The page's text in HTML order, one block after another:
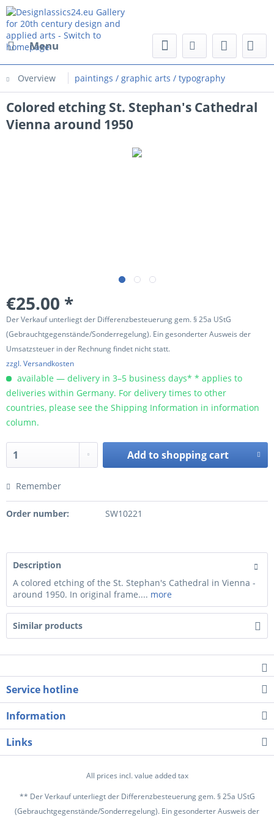
Menu
Overview paintings / graphic arts / typography
Colored etching St. Stephan's Cathedral
Vienna around 1950
€25.00 *
Der Verkauf unterliegt der Differenzbesteuerung gem. § 25a UStG
(Gebrauchtgegenstände/Sonderregelung). Ein gesonderter Ausweis der
Umsatzsteuer in der Rechnung findet nicht statt.
zzgl. Versandkosten
available — delivery in 3–5 business days* * applies to
deliveries within Germany. For delivery times to other
countries, please see the Shipping Information in information
column.
Add toshopping cart
Remember
Order number: SW10221
Description
A colored etching of the St. Stephan's Cathedral in Vienna -
around 1950. In original frame.... more
Similar products
Service hotline
Information
Links
All prices incl. value added tax
** Der Verkauf unterliegt der Differenzbesteuerung gem. § 25a UStG
(Gebrauchtgegenstände/Sonderregelung). Ein gesonderter Ausweis der